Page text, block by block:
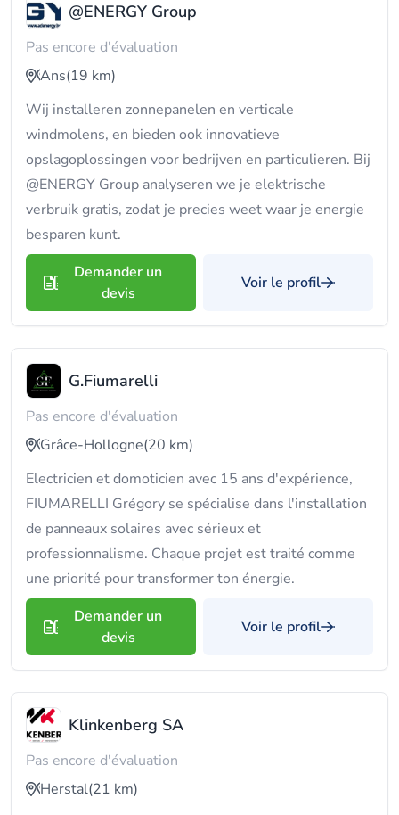
@ENERGY Group
Pas encore d'évaluation
Ans(19 km)
Wij installeren zonnepanelen en verticale
windmolens, en bieden ook innovatieve
opslagoplossingen voor bedrijven en particulieren. Bij
@ENERGY Group analyseren we je elektrische
verbruik gratis, zodat je precies weet waar je energie
besparen kunt.
Demander un
devis
Voir le profil
G.Fiumarelli
Pas encore d'évaluation
Grâce-Hollogne(20 km)
Electricien et domoticien avec 15 ans d'expérience,
FIUMARELLI Grégory se spécialise dans l'installation
de panneaux solaires avec sérieux et
professionnalisme. Chaque projet est traité comme
une priorité pour transformer ton énergie.
Demander un
devis
Voir le profil
Klinkenberg SA
Pas encore d'évaluation
Herstal(21 km)